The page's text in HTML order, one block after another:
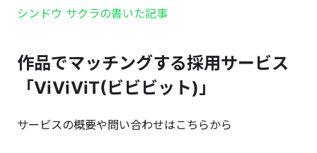
シンドウ サクラの書いた記事
作品でマッチングする採用サービス
「ViViViT(ビビビット)」
サービスの概要や問い合わせはこちらから